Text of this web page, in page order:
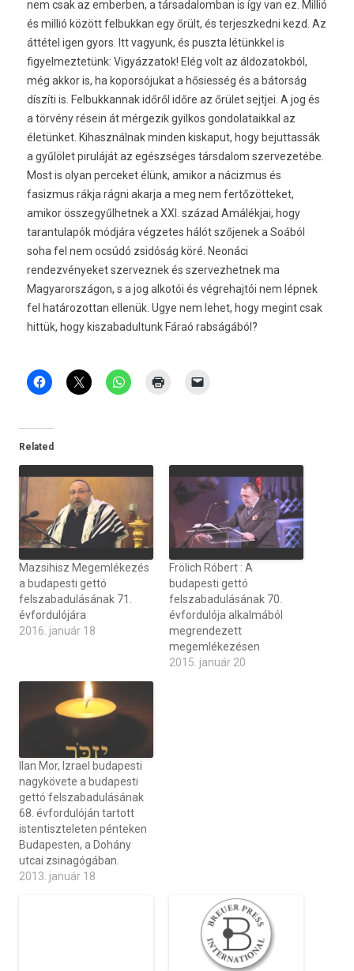
nem csak az emberben, a társadalomban is így van ez. Millió
és millió között felbukkan egy őrült, és terjeszkedni kezd. Az
áttétel igen gyors. Itt vagyunk, és puszta létünkkel is
figyelmeztetünk: Vigyázzatok! Elég volt az áldozatokból,
még akkor is, ha koporsójukat a hősiesség és a bátorság
díszíti is. Felbukkannak időről időre az őrület sejtjei. A jog és
a törvény résein át mérgezik gyilkos gondolataikkal az
életünket. Kihasználnak minden kiskaput, hogy bejuttassák
a gyűlölet piruláját az egészséges társdalom szervezetébe.
Most is olyan perceket élünk, amikor a nácizmus és
fasizmus rákja rágni akarja a meg nem fertőzötteket,
amikor összegyűlhetnek a XXI. század Amálékjai, hogy
tarantulapók módjára végzetes hálót szőjenek a Soából
soha fel nem ocsúdó zsidóság köré. Neonáci
rendezvényeket szerveznek és szervezhetnek ma
Magyarországon, s a jog alkotói és végrehajtói nem lépnek
fel határozottan ellenük. Ugye nem lehet, hogy megint csak
hittük, hogy kiszabadultunk Fáraó rabságából?
Related
Mazsihisz Megemlékezés
a budapesti gettó
felszabadulásának 71.
évfordulójára
2016. január 18
Frölich Róbert : A
budapesti gettó
felszabadulásának 70.
évfordulója alkalmából
megrendezett
megemlékezésen
2015. január 20
Ilan Mor, Izrael budapesti
nagykövete a budapesti
gettó felszabadulásának
68. évfordulóján tartott
istentiszteleten pénteken
Budapesten, a Dohány
utcai zsinagógában.
2013. január 18